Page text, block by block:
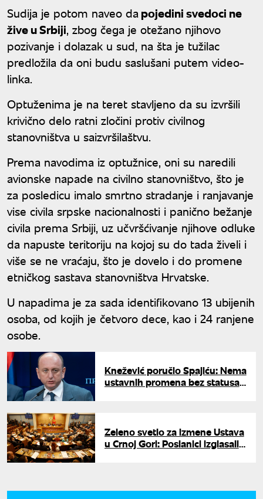
Sudija je potom naveo da pojedini svedoci ne
žive u Srbiji, zbog čega je otežano njihovo
pozivanje i dolazak u sud, na šta je tužilac
predložila da oni budu saslušani putem video-
linka.
Optuženima je na teret stavljeno da su izvršili
krivično delo ratni zločini protiv civilnog
stanovništva u saizvršilaštvu.
Prema navodima iz optužnice, oni su naredili
avionske napade na civilno stanovništvo, što je
za posledicu imalo smrtno stradanje i ranjavanje
vise civila srpske nacionalnosti i panično bežanje
civila prema Srbiji, uz učvršćivanje njihove odluke
da napuste teritoriju na kojoj su do tada živeli i
više se ne vraćaju, što je dovelo i do promene
etničkog sastava stanovništva Hrvatske.
U napadima je za sada identifikovano 13 ubijenih
osoba, od kojih je četvoro dece, kao i 24 ranjene
osobe.
Knežević poručio Spajiću: Nema
ustavnih promena bez statusa
Zeleno svetlo za izmene Ustava
u Crnoj Gori: Poslanici izglasali